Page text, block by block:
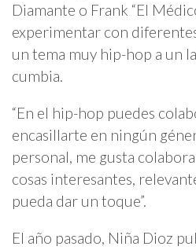
Diamante o Frank “El
experimentar con
un tema muy hip-hop a un
cumbia.
“En el hip-hop puedes
encasillarte en ningún
personal, me gusta
cosas interesantes,
pueda dar un toque”.
El año pasado, Niña Dioz